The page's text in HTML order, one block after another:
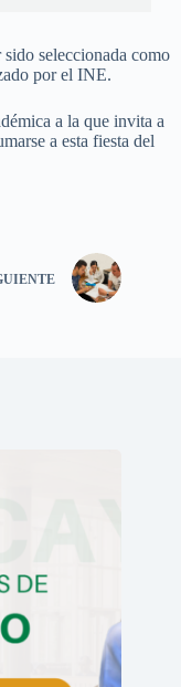
seleccionada como
por el INE.
a la que invita a
a esta fiesta del